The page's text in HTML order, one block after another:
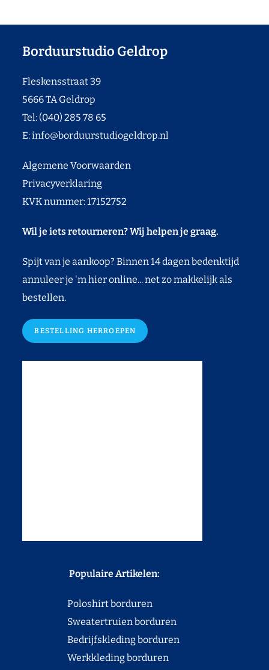
Borduurstudio Geldrop
Fleskensstraat 39
5666 TA Geldrop
Tel: (040) 285 78 65
E:info@borduurstudiogeldrop.nl
Algemene Voorwaarden
Privacyverklaring
KVK nummer: 17152752
Wil je iets retourneren? Wij helpen je graag.
Spijt van je aankoop? Binnen 14 dagen bedenktijd
annuleer je 'm hier online... net zo makkelijk als
bestellen.
BESTELLING HERROEPEN
Populaire Artikelen:
Poloshirt borduren
Sweatertruien borduren
Bedrijfskleding borduren
Werkkleding borduren